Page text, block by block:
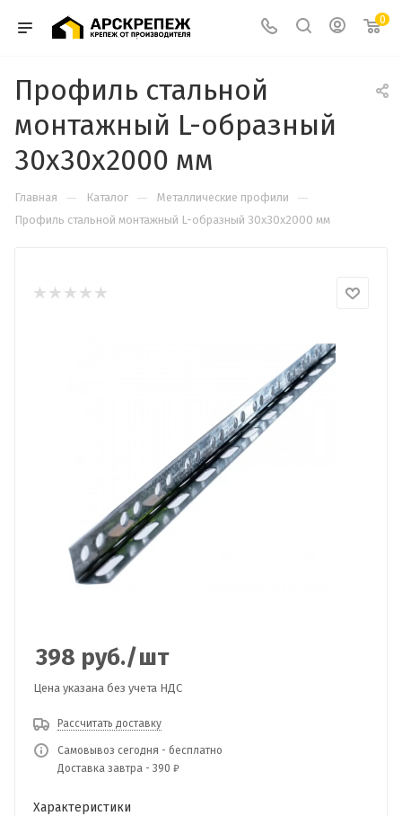
0
Профиль стальной
монтажный L-образный
30x30x2000 мм
Главная — Каталог — Металлические профили —
Профиль стальной монтажный L-образный 30x30x2000 мм
398 руб./шт
Цена указана без учета НДС
Рассчитать доставку
Самовывоз сегодня - бесплатно
Доставка завтра - 390 ₽
Характеристики